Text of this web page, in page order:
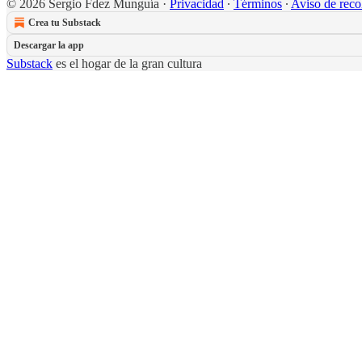
© 2026 Sergio Fdez Munguía · Privacidad ∙ Términos ∙ Aviso de
Crea tu Substack
Descargar la app
Substack es el hogar de la gran cultura